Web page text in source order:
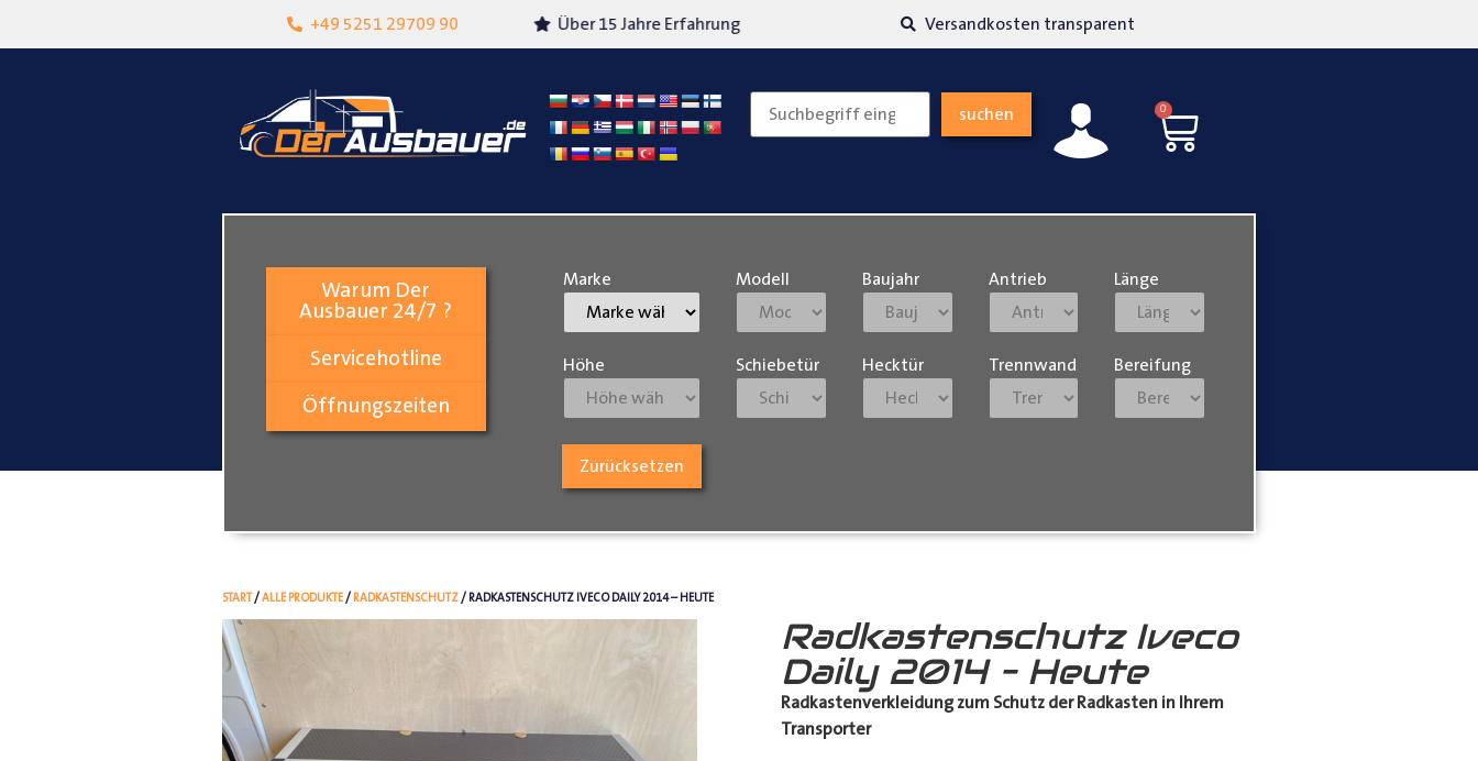
+49 5251 29709 90
Lokalgeschäft in Paderborn Über 15 Jahre Erfahrung Versandkosten transparent
suchen 0
Warum Der
Ausbauer 24/7 ?
Servicehotline
Öffnungszeiten
Marke Modell Baujahr Antrieb Länge
Höhe Schiebetür Hecktür Trennwand Bereifung
Zurücksetzen
START/ALLE PRODUKTE/ RADKASTENSCHUTZ/ RADKASTENSCHUTZ IVECO DAILY 2014 – HEUTE
Radkastenschutz Iveco
Daily 2014 – Heute
Radkastenverkleidung zum Schutz der Radkasten in Ihrem
Transporter